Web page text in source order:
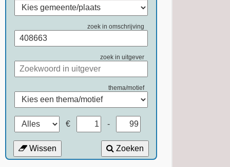
zoek in omschrijving
zoek in uitgever
thema/motief
€ -
Wissen Zoeken